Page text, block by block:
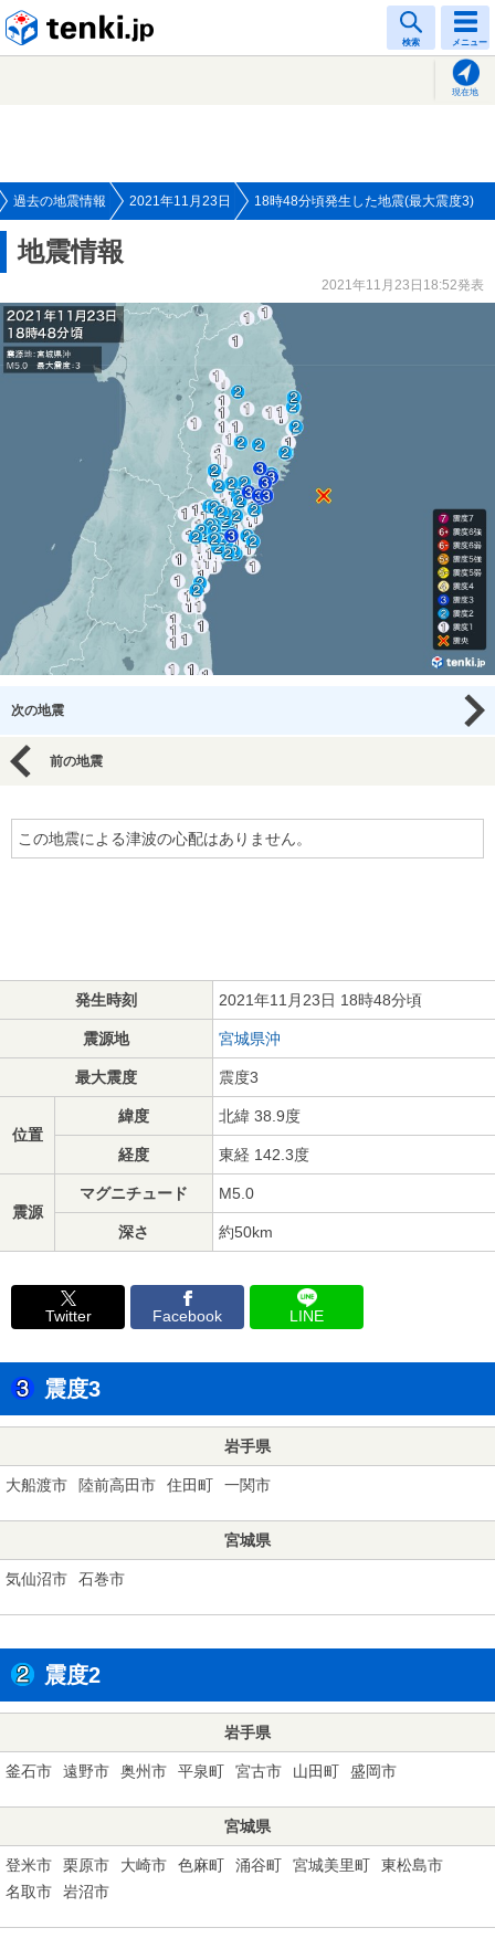
検索 メニュー
現在地
過去の地震情報 2021年11月23日 18時48分頃発生した地震(最大震度3)
地震情報
2021年11月23日18:52発表
次の地震
前の地震
この地震による津波の心配はありません。
発生時刻 2021年11月23日 18時48分頃
震源地 宮城県沖
最大震度 震度3
位置
緯度 北緯 38.9度
経度 東経 142.3度
震源
マグニチュード M5.0
深さ 約50km
Twitter Facebook LINE
震度3
岩手県
大船渡市 陸前高田市 住田町 一関市
宮城県
気仙沼市 石巻市
震度2
岩手県
釜石市 遠野市 奥州市 平泉町 宮古市 山田町 盛岡市
宮城県
登米市 栗原市 大崎市 色麻町 涌谷町 宮城美里町
東松島市
名取市
岩沼市